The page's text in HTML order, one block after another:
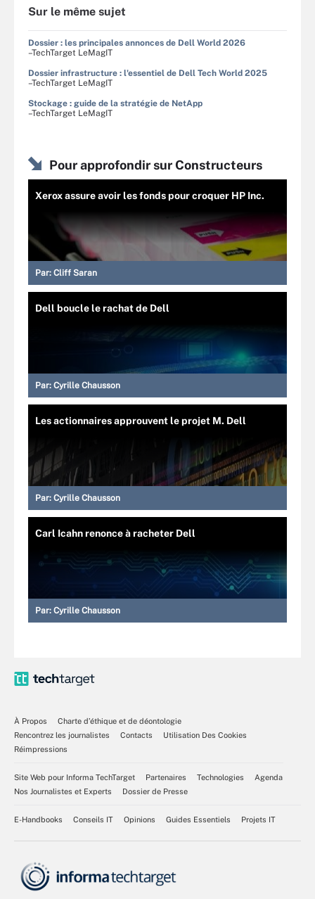
Sur le même sujet
Dossier : les principales annonces de Dell World 2026
–TechTarget LeMagIT
Dossier infrastructure : l'essentiel de Dell Tech World 2025
–TechTarget LeMagIT
Stockage : guide de la stratégie de NetApp
–TechTarget LeMagIT
Pour approfondir sur Constructeurs
Xerox assure avoir les fonds pour croquer HP Inc.
Par: Cliff Saran
Dell boucle le rachat de Dell
Par: Cyrille Chausson
Les actionnaires approuvent le projet M. Dell
Par: Cyrille Chausson
Carl Icahn renonce à racheter Dell
Par: Cyrille Chausson
À Propos
Charte d’éthique et de déontologie
Rencontrez les journalistes
Contacts
Utilisation Des Cookies
Réimpressions
Site Web pour Informa TechTarget Partenaires Technologies
Agenda
Nos Journalistes et Experts
Dossier de Presse
E-Handbooks Conseils IT Opinions Guides Essentiels Projets IT